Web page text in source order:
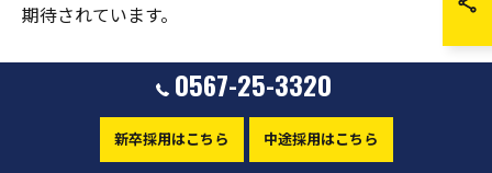
期待されています。
素材革新に対応する溶接技術
愛知県の溶接技術は、素材革新にしっかりと対応してい
ます。特に、軽量かつ高強度な新素材の登場により、従
0567-25-3320
新卒採用はこちら 中途採用はこちら